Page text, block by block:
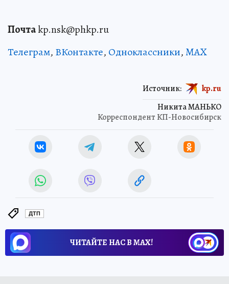
Почтаkp.nsk@phkp.ru
Телеграм, ВКонтакте, Одноклассники,MAX
Никита МАНЬКО
Корреспондент КП-Новосибирск
Источник: kp.ru
ДТП
ЧИТАЙТЕ НАС В МАХ!